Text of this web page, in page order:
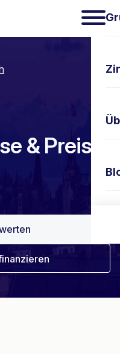
& Preis